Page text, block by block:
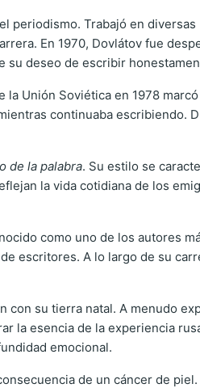
periodismo. Trabajó en
En 1970, Dovlátov fue
deseo de escribir
Unión Soviética en 1978
continuaba escribiendo.
de la palabra. Su estilo se
la vida cotidiana de los
como uno de los autores
escritores. A lo largo de su
su tierra natal. A menudo
la esencia de la experiencia
emocional.
de un cáncer de